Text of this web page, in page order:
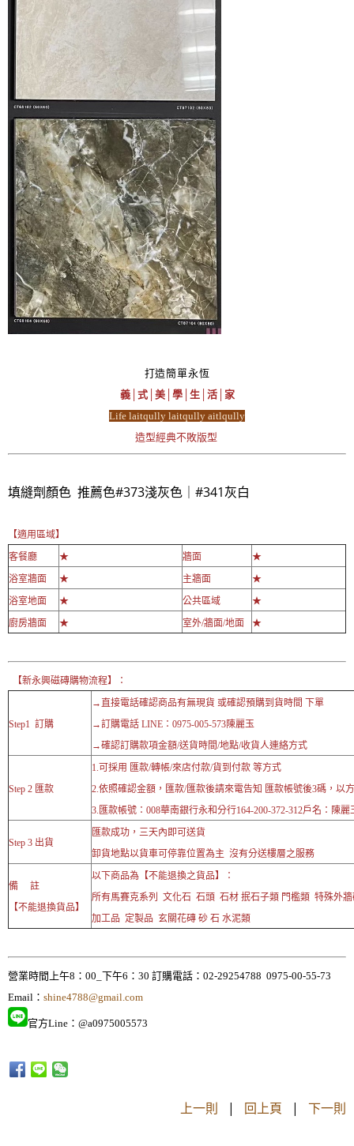
打造簡單永恆
義│式│美│學│生│活│家
Life laitqully laitqully aitlqully
造型經典不敗版型
填縫劑顏色 推薦色#373淺灰色｜#341灰白
【適用區域】
客餐廳
★ 牆面
★
浴室牆面
★ 主牆面
★
浴室地面
★ 公共區域
★
廚房牆面
★ 室外/牆面/地面 ★
【新永興磁磚購物流程】：
Step1 訂購
→直接電話確認商品有無現貨 或確認預購到貨時間 下單
→訂購電話 LINE：0975-005-573陳麗玉
→確認訂購款項金額/送貨時間/地點/收貨人連絡方式
Step 2 匯款
1.可採用 匯款/轉帳/來店付款/貨到付款 等方式
2.依照確認金額，匯款/匯款後請來電告知 匯款帳號後3碼，以
3.匯款帳號：008華南銀行永和分行164-200-372-312戶名：陳麗
Step 3 出貨
匯款成功，三天內即可送貨
卸貨地點以貨車可停靠位置為主 沒有分送樓層之服務
備 註
【不能退換貨品】
以下商品為【不能退換之貨品】：
所有馬賽克系列 文化石 石頭 石材 抿石子類 門檻類 特殊外
加工品 定製品 玄關花磚 砂 石 水泥類
營業時間上午8：00_下午6：30 訂購電話：02-29254788 0975-00-55-73
Email： shine4788@gmail.com
官方Line：@a0975005573
上一則 | 回上頁 | 下一則